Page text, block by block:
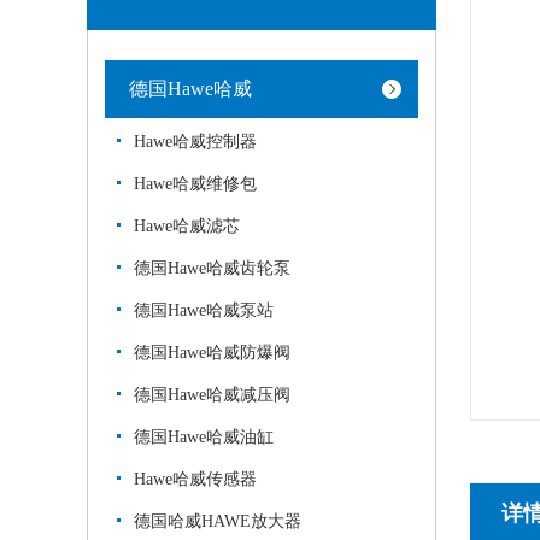
德国Hawe哈威
Hawe哈威控制器
Hawe哈威维修包
Hawe哈威滤芯
德国Hawe哈威齿轮泵
德国Hawe哈威泵站
德国Hawe哈威防爆阀
德国Hawe哈威减压阀
德国Hawe哈威油缸
Hawe哈威传感器
德国哈威HAWE放大器 详